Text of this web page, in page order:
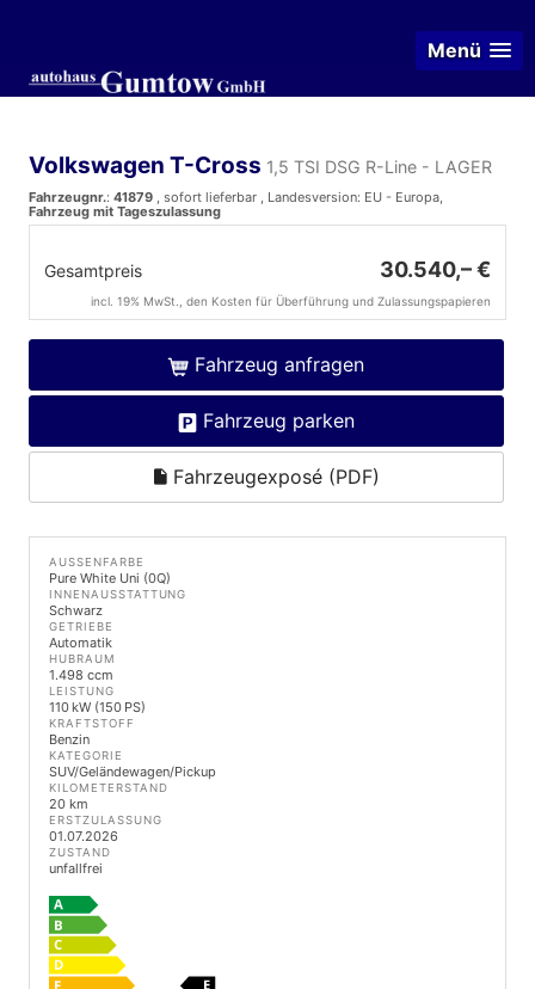
Menü
Volkswagen T-Cross 1,5 TSI DSG R-Line - LAGER
Fahrzeugnr.: 41879 , sofort lieferbar , Landesversion: EU - Europa,
Fahrzeug mit Tageszulassung
Gesamtpreis 30.540,– €
incl. 19% MwSt., den Kosten für Überführung und Zulassungspapieren
Fahrzeug anfragen
Fahrzeug parken
Fahrzeugexposé (PDF)
AUSSENFARBE
Pure White Uni (0Q)
INNENAUSSTATTUNG
Schwarz
GETRIEBE
Automatik
HUBRAUM
1.498 ccm
LEISTUNG
110 kW (150 PS)
KRAFTSTOFF
Benzin
KATEGORIE
SUV/Geländewagen/Pickup
KILOMETERSTAND
20 km
ERSTZULASSUNG
01.07.2026
ZUSTAND
unfallfrei